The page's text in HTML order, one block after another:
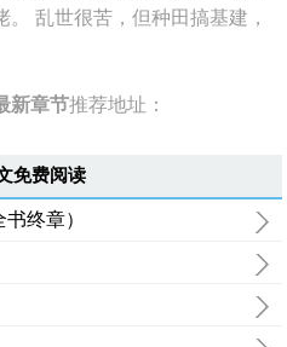
乱世很苦，但种田搞基建，
新章节推荐地址：
免费阅读
终章）